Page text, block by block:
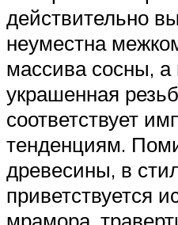
действительно
неуместна
массива сосны, а
украшенная
соответствует
тенденциям.
древесины, в
приветствуется
мрамора,